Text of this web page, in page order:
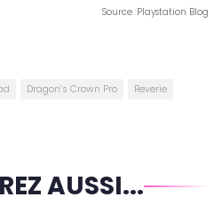
Source :Playstation Blog
Dragon’s Crown Pro
Reverie
AUSSI...